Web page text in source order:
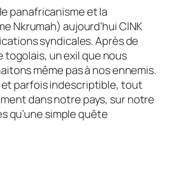
panafricanisme et la
Nkrumah) aujourd’hui CINK
syndicales. Après de
togolais, un exil que nous
même pas à nos ennemis.
et parfois indescriptible, tout
dans notre pays, sur notre
qu’une simple quête